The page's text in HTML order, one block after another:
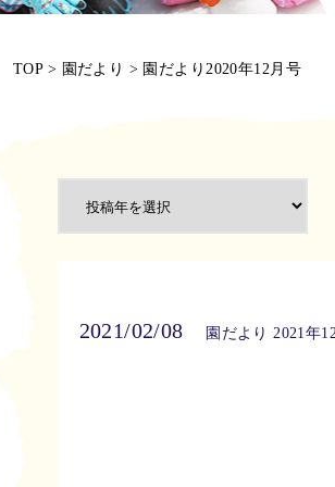
TOP> 園だより > 園だより2020年12月号
2021/02/08 園だより 2021年